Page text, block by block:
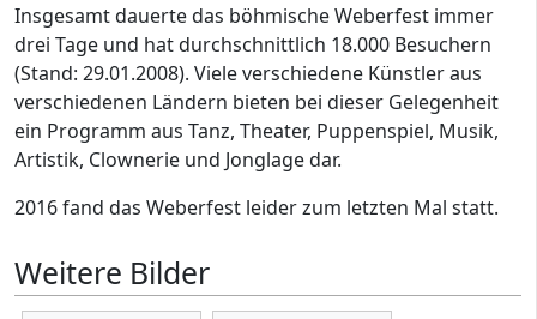
Insgesamt dauerte das böhmische Weberfest immer
drei Tage und hat durchschnittlich 18.000 Besuchern
(Stand: 29.01.2008). Viele verschiedene Künstler aus
verschiedenen Ländern bieten bei dieser Gelegenheit
ein Programm aus Tanz, Theater, Puppenspiel, Musik,
Artistik, Clownerie und Jonglage dar.
2016 fand das Weberfest leider zum letzten Mal statt.
Weitere Bilder